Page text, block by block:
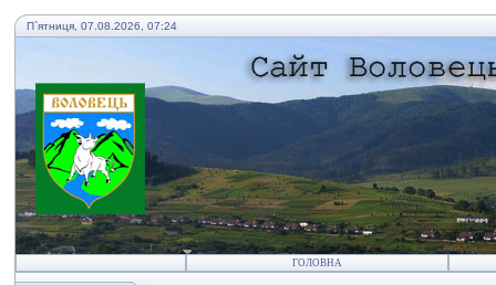
П`ятниця, 07.08.2026, 07:24
ГОЛОВНА